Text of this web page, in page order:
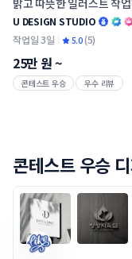
U DESIGN STUDIO
작업일 3일
5.0(5)
25만 원~
콘테스트 우승 우수 리뷰
콘테스트 우승